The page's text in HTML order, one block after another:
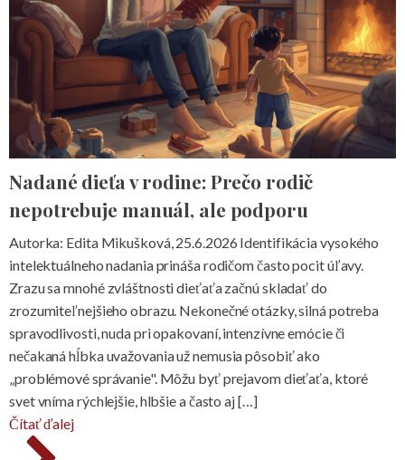
Nadané dieťa v rodine: Prečo rodič
nepotrebuje manuál, ale podporu
Autorka: Edita Mikušková, 25.6.2026 Identifikácia vysokého
intelektuálneho nadania prináša rodičom často pocit úľavy.
Zrazu sa mnohé zvláštnosti dieťaťa začnú skladať do
zrozumiteľnejšieho obrazu. Nekonečné otázky, silná potreba
spravodlivosti, nuda pri opakovaní, intenzívne emócie či
nečakaná hĺbka uvažovania už nemusia pôsobiť ako
„problémové správanie". Môžu byť prejavom dieťaťa, ktoré
svet vníma rýchlejšie, hlbšie a často aj […]
Čítať ďalej